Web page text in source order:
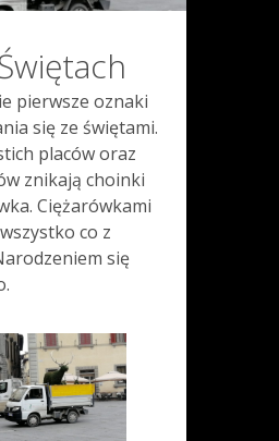
pierwsze oznaki
się ze świętami.
placów oraz
znikają choinki
Ciężarówkami
co z
się